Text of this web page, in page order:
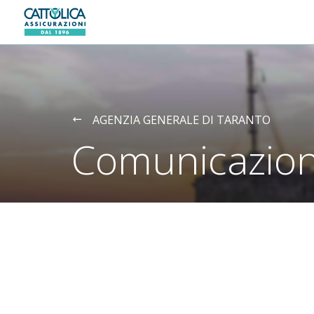
Generali logo
AGENZIA GENERALE DI TARANTO